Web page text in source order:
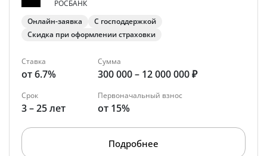
РОСБАНК
Онлайн-заявка
С господдержкой
Скидка при оформлении страховки
Ставка
от 6.7%
Сумма
300 000 – 12 000 000 ₽
Срок
3 – 25 лет
Первоначальный взнос
от 15%
Подробнее